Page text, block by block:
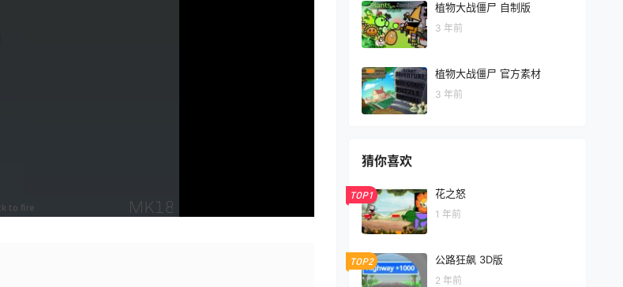
植物大战僵尸 自制版
3 年前
植物大战僵尸 官方素材
3 年前
猜你喜欢
TOP1 花之怒
1 年前
TOP2 公路狂飙 3D版
2 年前